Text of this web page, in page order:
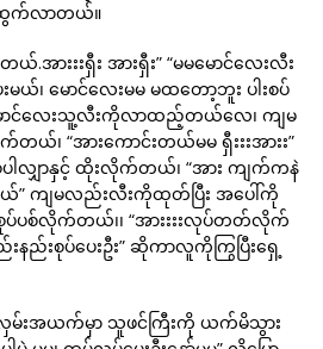
ထွက်လာတယ်။
ယ်.အားးးရှီး အားရှီး” “မမမောင်လေးလီး
းမယ်၊ မောင်လေးမမ မထတော့ဘူး ပါးစပ်
င်လေးသူ့လီးကိုလာထည့်တယ်လေ၊ ကျမ
ယ်၊ “အားကောင်းတယ်မမ ရှီးးးအားး”
ါလျှာနှင့် ထိုးလိုက်တယ်၊ “အား ကျက်ကနဲ
” ကျမလည်းလီးကိုထုတ်ပြီး အပေါ်ကို
စုပ်ပစ်လိုက်တယ်၊၊ “အားးးးလုပ်တတ်လိုက်
ည်းစုပ်ပေးဦး” ဆိုကာလူကိုကြွပြီးရှေ့
မ်းအယက်မှာ သူဖင်ကြီးကို ယက်မိသွား